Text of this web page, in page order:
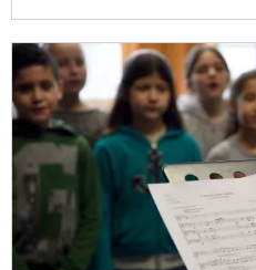
Concerts et concerts-fiction,
générales d'orchestre sont
éducatives programmées en